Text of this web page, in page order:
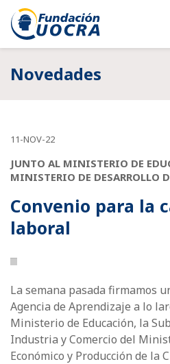
Novedades
11-NOV-22
JUNTO AL MINISTERIO DE
MINISTERIO DE DESARROLLO
Convenio para la
laboral
La semana pasada firmamos
Agencia de Aprendizaje a lo
Ministerio de Educación, la
Industria y Comercio del
Económico y Producción de la